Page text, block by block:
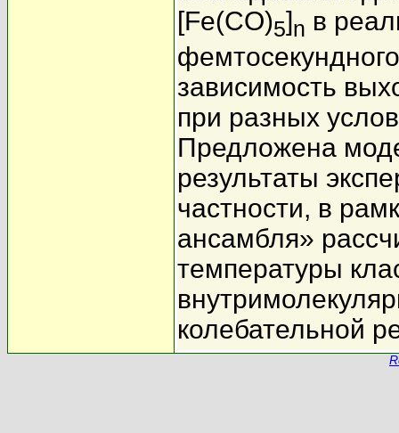
[Fe(CO)5]n в
зависимость
при разных
Предложена
результаты
частности, в
ансамбля»
температуры
колебательной